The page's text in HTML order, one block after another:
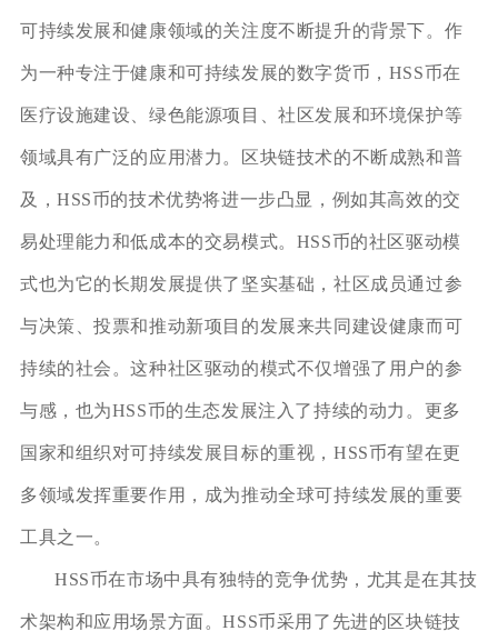
可持续发展和健康领域的关注度不断提升的背景下。作
为一种专注于健康和可持续发展的数字货币，HSS币在
医疗设施建设、绿色能源项目、社区发展和环境保护等
领域具有广泛的应用潜力。区块链技术的不断成熟和普
及，HSS币的技术优势将进一步凸显，例如其高效的交
易处理能力和低成本的交易模式。HSS币的社区驱动模
式也为它的长期发展提供了坚实基础，社区成员通过参
与决策、投票和推动新项目的发展来共同建设健康而可
持续的社会。这种社区驱动的模式不仅增强了用户的参
与感，也为HSS币的生态发展注入了持续的动力。更多
国家和组织对可持续发展目标的重视，HSS币有望在更
多领域发挥重要作用，成为推动全球可持续发展的重要
工具之一。
HSS币在市场中具有独特的竞争优势，尤其是在其技
术架构和应用场景方面。HSS币采用了先进的区块链技